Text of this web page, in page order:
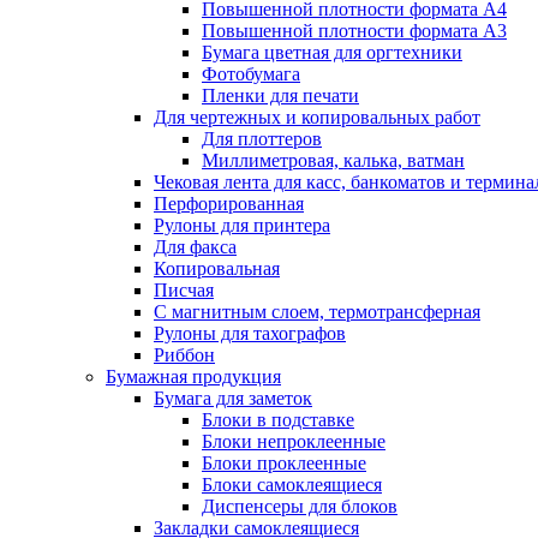
Повышенной плотности формата А4
Повышенной плотности формата А3
Бумага цветная для оргтехники
Фотобумага
Пленки для печати
Для чертежных и копировальных работ
Для плоттеров
Миллиметровая, калька, ватман
Чековая лента для касс, банкоматов и
Перфорированная
Рулоны для принтера
Для факса
Копировальная
Писчая
С магнитным слоем, термотрансферная
Рулоны для тахографов
Риббон
Бумажная продукция
Бумага для заметок
Блоки в подставке
Блоки непроклеенные
Блоки проклеенные
Блоки самоклеящиеся
Диспенсеры для блоков
Закладки самоклеящиеся